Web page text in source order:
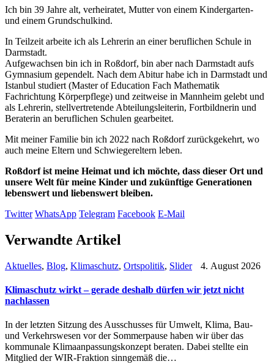
Ich bin 39 Jahre alt, verheiratet, Mutter von einem Kindergarten-
und einem Grundschulkind.
In Teilzeit arbeite ich als Lehrerin an einer beruflichen Schule in
Darmstadt.
Aufgewachsen bin ich in Roßdorf, bin aber nach Darmstadt aufs
Gymnasium gependelt. Nach dem Abitur habe ich in Darmstadt und
Istanbul studiert (Master of Education Fach Mathematik
Fachrichtung Körperpflege) und zeitweise in Mannheim gelebt und
als Lehrerin, stellvertretende Abteilungsleiterin, Fortbildnerin und
Beraterin an beruflichen Schulen gearbeitet.
Mit meiner Familie bin ich 2022 nach Roßdorf zurückgekehrt, wo
auch meine Eltern und Schwiegereltern leben.
Roßdorf ist meine Heimat und ich möchte, dass dieser Ort und
unsere Welt für meine Kinder und zukünftige Generationen
lebenswert und liebenswert bleiben.
Twitter WhatsApp Telegram Facebook E-Mail
Verwandte Artikel
Aktuelles, Blog, Klimaschutz, Ortspolitik, Slider 4. August 2026
Klimaschutz wirkt – gerade deshalb dürfen wir jetzt nicht
nachlassen
In der letzten Sitzung des Ausschusses für Umwelt, Klima, Bau-
und Verkehrswesen vor der Sommerpause haben wir über das
kommunale Klimaanpassungskonzept beraten. Dabei stellte ein
Mitglied der WIR-Fraktion sinngemäß die…